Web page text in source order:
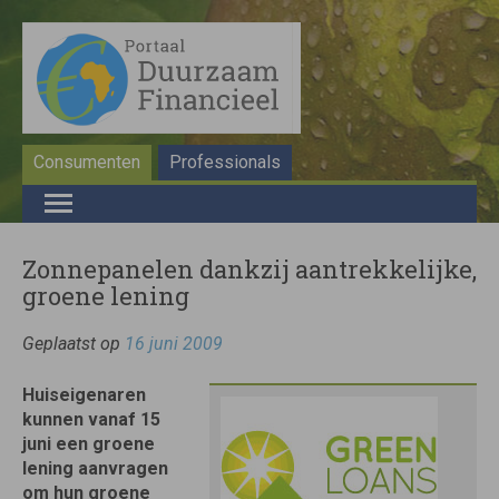
Consumenten Professionals
Zonnepanelen dankzij aantrekkelijke,
groene lening
Geplaatst op 16 juni 2009
Huiseigenaren
kunnen vanaf 15
juni een groene
lening aanvragen
om hun groene